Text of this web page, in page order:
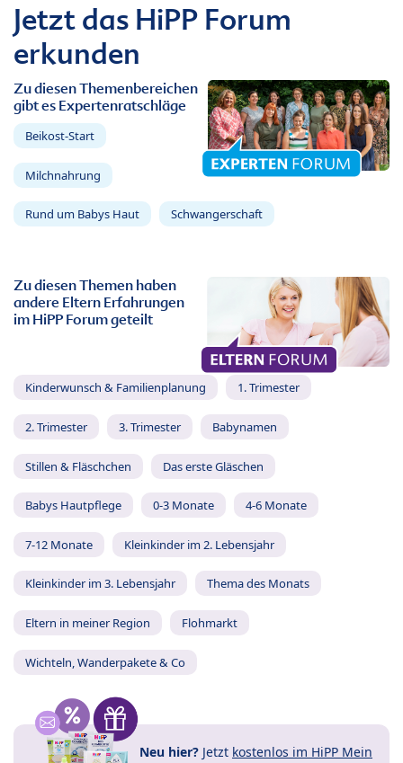
Jetzt das HiPP Forum
erkunden
Zu diesen Themenbereichen
gibt es Expertenratschläge
Beikost-Start
Milchnahrung
Rund um Babys Haut Schwangerschaft
Zu diesen Themen haben
andere Eltern Erfahrungen
im HiPP Forum geteilt
Kinderwunsch & Familienplanung 1. Trimester
2. Trimester 3. Trimester Babynamen
Stillen & Fläschchen Das erste Gläschen
Babys Hautpflege 0-3 Monate 4-6 Monate
7-12 Monate Kleinkinder im 2. Lebensjahr
Kleinkinder im 3. Lebensjahr Thema des Monats
Eltern in meiner Region Flohmarkt
Wichteln, Wanderpakete & Co
Neu hier? Jetzt kostenlos im HiPP Mein